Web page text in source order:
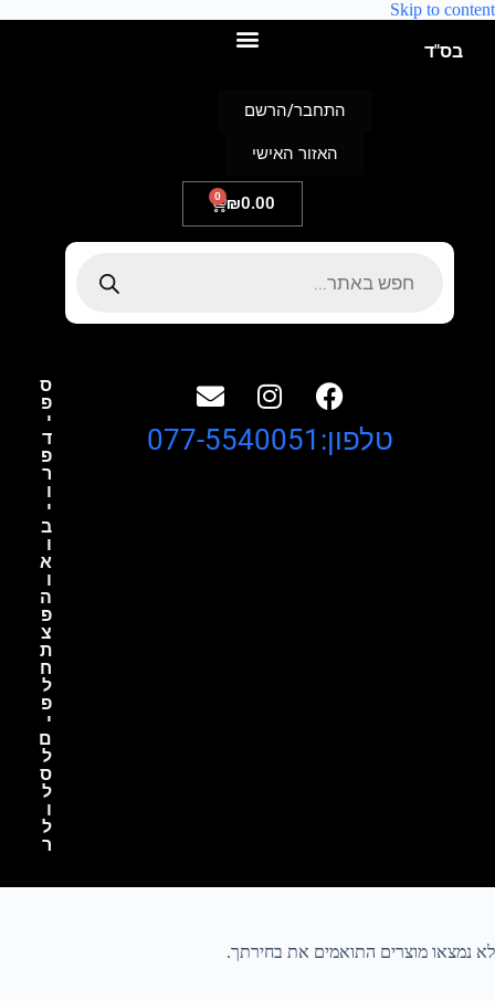
Skip to content
בס"ד
₪0.00
0
התחבר/הרשם
האזור האישי
ס
פ
י
ד
פ
ר
ו
י
ב
ו
א
ו
ה
פ
צ
ת
ח
ל
פ
י
ם
ל
ס
ל
ו
ל
ר
טלפון:077-5540051
לא נמצאו מוצרים התואמים את בחירתך.